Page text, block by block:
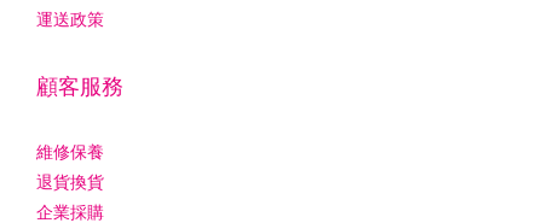
運送政策
顧客服務
維修保養
退貨換貨
企業採購